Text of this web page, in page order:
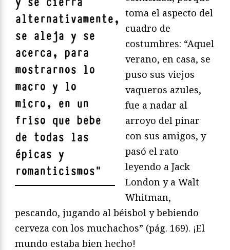
alternativamente,
se aleja y se
acerca, para
mostrarnos lo
macro y lo
micro, en un
friso que bebe
de todas las
épicas y
romanticismos"
toma el aspecto del
cuadro de
costumbres: “Aquel
verano, en casa, se
puso sus viejos
vaqueros azules,
fue a nadar al
arroyo del pinar
con sus amigos, y
pasó el rato
leyendo a Jack
London y a Walt
Whitman,
pescando, jugando al béisbol y bebiendo
cerveza con los muchachos” (pág. 169). ¡El
mundo estaba bien hecho!